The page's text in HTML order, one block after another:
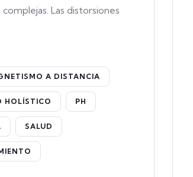
Las distorsiones
A DISTANCIA
HOLÍSTICO PH
SALUD